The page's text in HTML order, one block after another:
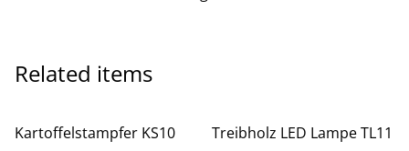
Related items
Kartoffelstampfer KS10
Treibholz LED Lampe TL11